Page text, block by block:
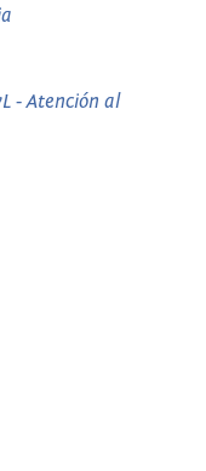
- Atención al